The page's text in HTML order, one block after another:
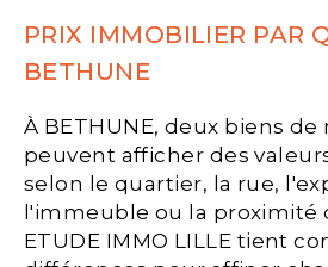
PRIX IMMOBILIER PAR
BETHUNE
À BETHUNE, deux biens
peuvent afficher des
selon le quartier, la rue,
l'immeuble ou la proximité
ETUDE IMMO LILLE tient